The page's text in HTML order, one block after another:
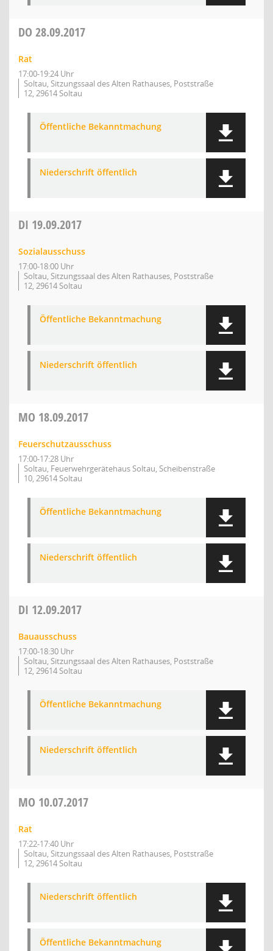
DO 28.09.2017
Rat
17:00-19:24 Uhr
Soltau, Sitzungssaal des Alten Rathauses, Poststraße
12, 29614 Soltau
Öffentliche Bekanntmachung
Niederschrift öffentlich
DI 19.09.2017
Sozialausschuss
17:00-18:00 Uhr
Soltau, Sitzungssaal des Alten Rathauses, Poststraße
12, 29614 Soltau
Öffentliche Bekanntmachung
Niederschrift öffentlich
MO 18.09.2017
Feuerschutzausschuss
17:00-17:28 Uhr
Soltau, Feuerwehrgerätehaus Soltau, Scheibenstraße
10, 29614 Soltau
Öffentliche Bekanntmachung
Niederschrift öffentlich
DI 12.09.2017
Bauausschuss
17:00-18:30 Uhr
Soltau, Sitzungssaal des Alten Rathauses, Poststraße
12, 29614 Soltau
Öffentliche Bekanntmachung
Niederschrift öffentlich
MO 10.07.2017
Rat
17:22-17:40 Uhr
Soltau, Sitzungssaal des Alten Rathauses, Poststraße
12, 29614 Soltau
Niederschrift öffentlich
Öffentliche Bekanntmachung